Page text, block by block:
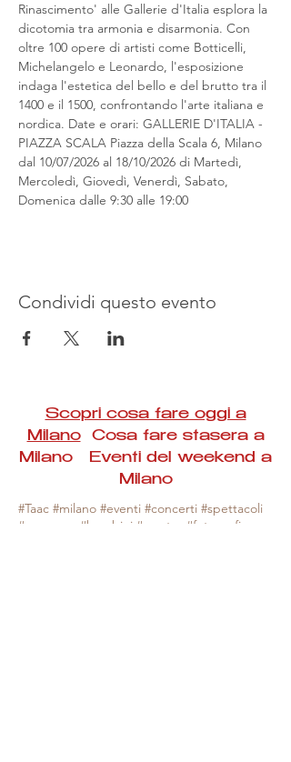
Rinascimento' alle Gallerie d'Italia esplora la
dicotomia tra armonia e disarmonia. Con
oltre 100 opere di artisti come Botticelli,
Michelangelo e Leonardo, l'esposizione
indaga l'estetica del bello e del brutto tra il
1400 e il 1500, confrontando l'arte italiana e
nordica. Date e orari: GALLERIE D'ITALIA -
PIAZZA SCALA Piazza della Scala 6, Milano
dal 10/07/2026 al 18/10/2026 di Martedì,
Mercoledì, Giovedì, Venerdì, Sabato,
Domenica dalle 9:30 alle 19:00
Condividi questo evento
Scopri cosa fare oggi a
MilanoCosa fare stasera a
Milano Eventi del weekend a
Milano
#Taac #milano #eventi #concerti #spettacoli
#rassegne #bambini #mostre #fotografia